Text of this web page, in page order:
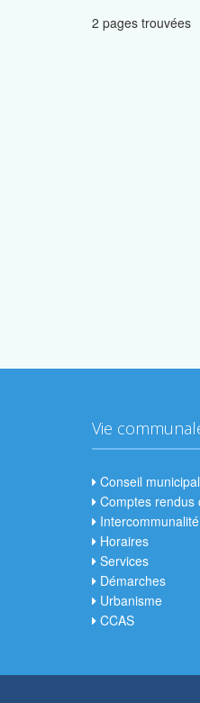
2 pages trouvées
Vie
Conseil municipal
Comptes rendus
Intercommunalité
Horaires
Services
Démarches
Urbanisme
CCAS